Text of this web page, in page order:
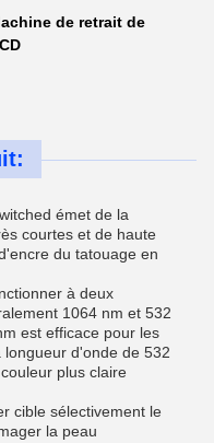
de retrait de
émet de la
courtes et de haute
du tatouage en
à deux
1064 nm et 532
est efficace pour les
d'onde de 532
plus claire
cible sélectivement le
la peau